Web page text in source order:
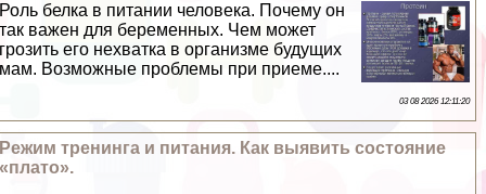
Роль белка в питании человека. Почему он
так важен для беременных. Чем может
грозить его нехватка в организме будущих
мам. Возможные проблемы при приеме....
03 08 2026 12:11:20
Режим тренинга и питания. Как выявить состояние
«плато».